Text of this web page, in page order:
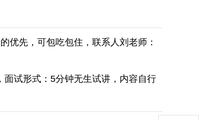
优先，可包吃包住，联系人刘老师：
试形式：5分钟无生试讲，内容自行